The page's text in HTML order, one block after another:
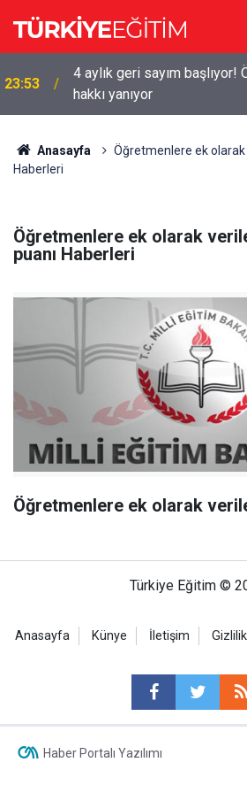
23:53
4 aylık geri sayım başlıyor!
hakkı yanıyor
Anasayfa
Öğretmenlere ek
Haberleri
Öğretmenlere ek olarak
puanı Haberleri
Öğretmenlere ek olarak
Türkiye Eğitim ©
Anasayfa Künye İletişim
Haber Portalı Yazılımı